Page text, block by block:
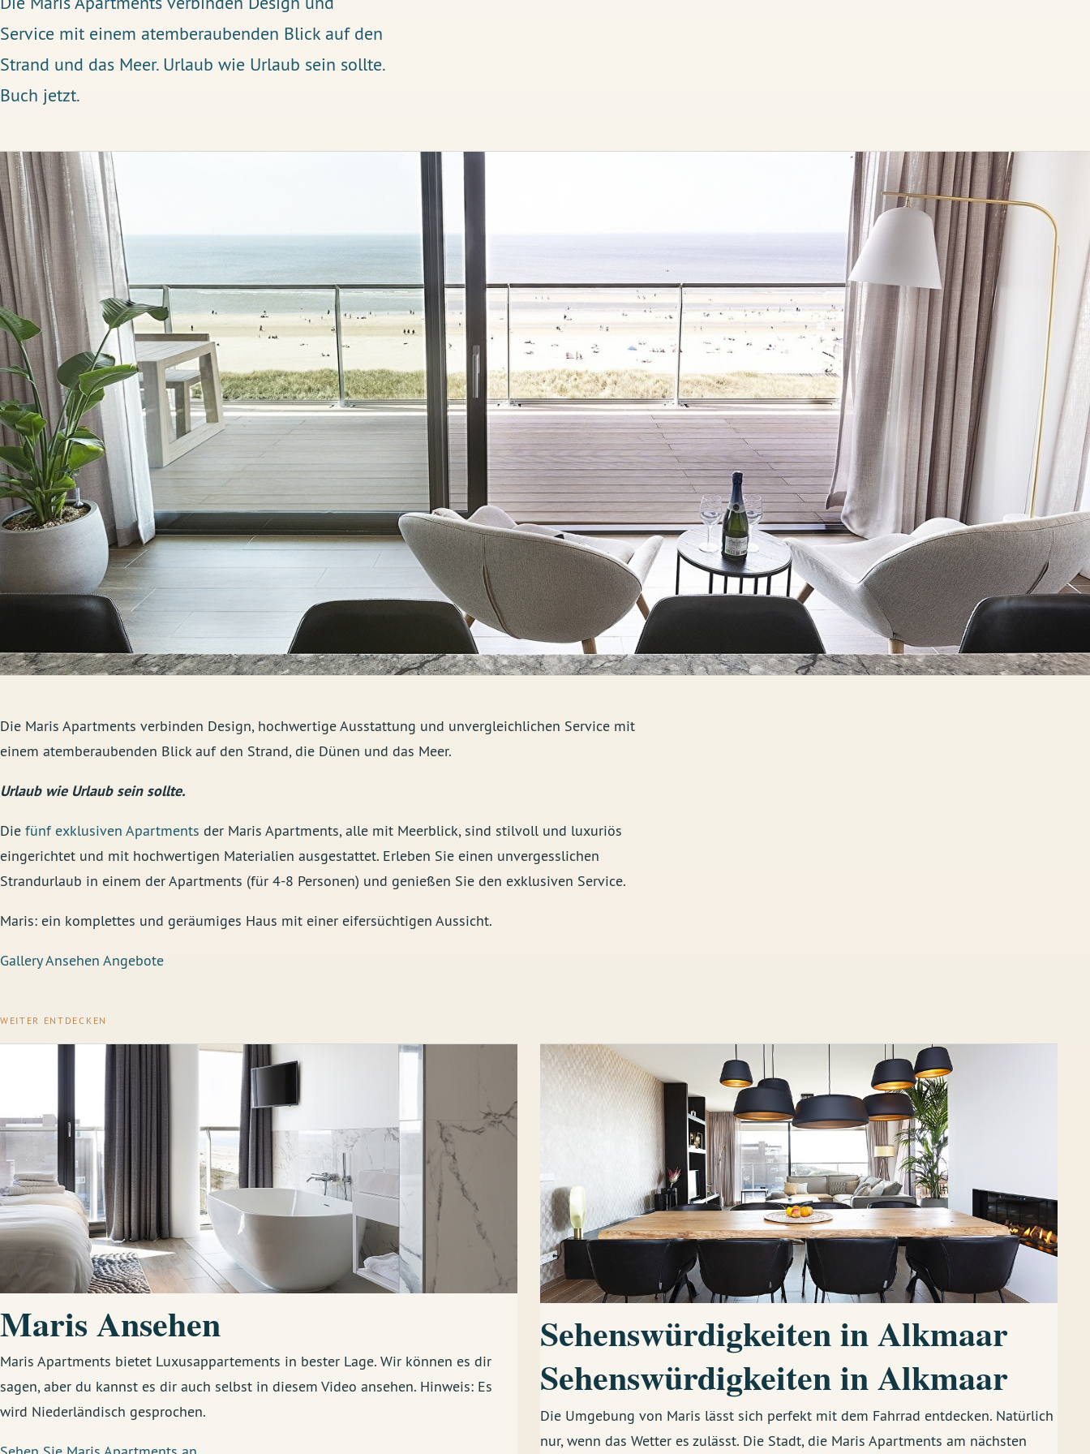
Service mit einem atemberaubenden Blick auf den
Strand und das Meer. Urlaub wie Urlaub sein sollte.
Buch jetzt.
Die Maris Apartments verbinden Design, hochwertige Ausstattung und unvergleichlichen Service mit
einem atemberaubenden Blick auf den Strand, die Dünen und das Meer.
Urlaub wie Urlaub sein sollte.
Die fünf exklusiven Apartments der Maris Apartments, alle mit Meerblick, sind stilvoll und luxuriös
eingerichtet und mit hochwertigen Materialien ausgestattet. Erleben Sie einen unvergesslichen
Strandurlaub in einem der Apartments (für 4-8 Personen) und genießen Sie den exklusiven Service.
Maris: ein komplettes und geräumiges Haus mit einer eifersüchtigen Aussicht.
Gallery Ansehen Angebote
WEITER ENTDECKEN
Maris Ansehen
Maris Apartments bietet Luxusappartements in bester Lage. Wir können es dir
sagen, aber du kannst es dir auch selbst in diesem Video ansehen. Hinweis: Es
wird Niederländisch gesprochen.
Sehenswürdigkeiten in Alkmaar
Sehenswürdigkeiten in Alkmaar
Die Umgebung von Maris lässt sich perfekt mit dem Fahrrad entdecken. Natürlich
nur, wenn das Wetter es zulässt. Die Stadt, die Maris Apartments am nächsten